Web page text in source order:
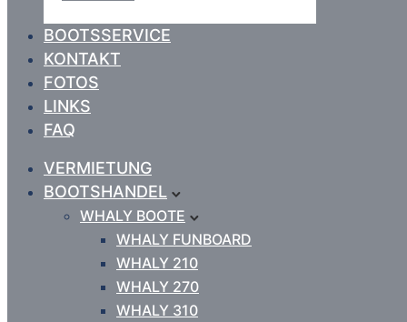
BOOTSSERVICE
KONTAKT
FOTOS
LINKS
FAQ
VERMIETUNG
BOOTSHANDEL
WHALY BOOTE
WHALY FUNBOARD
WHALY 210
WHALY 270
WHALY 310